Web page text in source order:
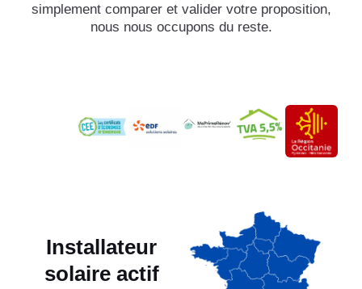
simplement comparer et valider votre proposition,
nous nous occupons du reste.
Installateur
solaire actif